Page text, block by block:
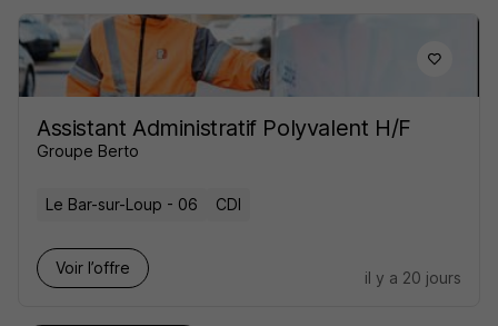
Assistant Administratif Polyvalent H/F
Groupe Berto
Le Bar-sur-Loup - 06 CDI
Voir l’offre
il y a 20 jours